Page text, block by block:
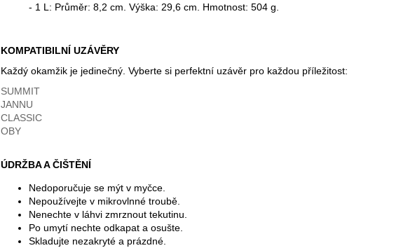
- 1 L: Průměr: 8,2 cm. Výška: 29,6 cm. Hmotnost: 504 g.
KOMPATIBILNÍ UZÁVĚRY
Každý okamžik je jedinečný. Vyberte si perfektní uzávěr pro každou příležitost:
SUMMIT
JANNU
CLASSIC
OBY
ÚDRŽBA A ČIŠTĚNÍ
Nedoporučuje se mýt v myčce.
Nepoužívejte v mikrovlnné troubě.
Nenechte v láhvi zmrznout tekutinu.
Po umytí nechte odkapat a osušte.
Skladujte nezakryté a prázdné.